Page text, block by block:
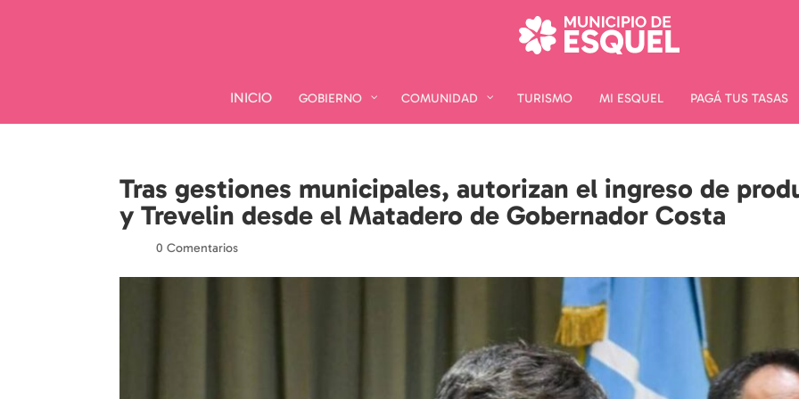
INICIO GOBIERNO COMUNIDAD TURISMO MI ESQUEL PAGÁ TUS TASAS
INICIO GOBIERNO COMUNIDAD TURISMO MI ESQUEL PAGÁ TUS TASAS
Tras gestiones municipales, autorizan el ingreso de
y Trevelin desde el Matadero de Gobernador Costa
|0 Comentarios